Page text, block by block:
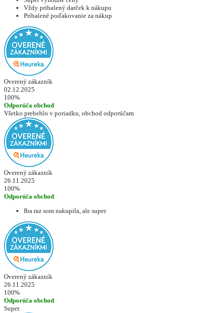
Vždy pribalený darček k nákupu
Pribalené poďakovanie za nákup
Overený zákazník
02.12.2025
100%
Odporúča obchod
Všetko prebehlo v poriadku, obchod odporúčam
Overený zákazník
26.11.2025
100%
Odporúča obchod
Iba raz som nakupila, ale super
Overený zákazník
26.11.2025
100%
Odporúča obchod
Super.